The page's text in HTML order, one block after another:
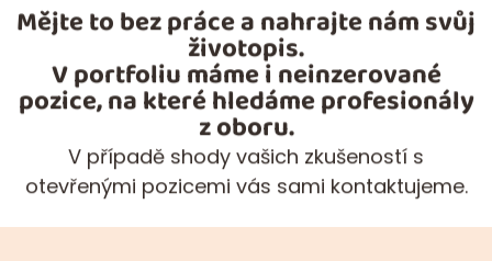
Mějte to bez práce a nahrajte nám svůj
životopis.
V portfoliu máme i neinzerované
pozice, na které hledáme profesionály
z oboru.
V případě shody vašich zkušeností s
otevřenými pozicemi vás sami kontaktujeme.